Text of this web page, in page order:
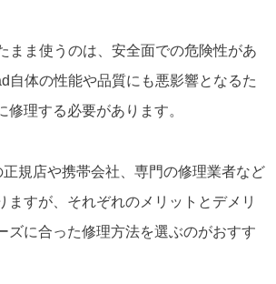
まま使うのは、安全面での危険性があ
自体の性能や品質にも悪影響となるた
修理する必要があります。
規店や携帯会社、専門の修理業者など
ますが、それぞれのメリットとデメリ
ズに合った修理方法を選ぶのがおすす